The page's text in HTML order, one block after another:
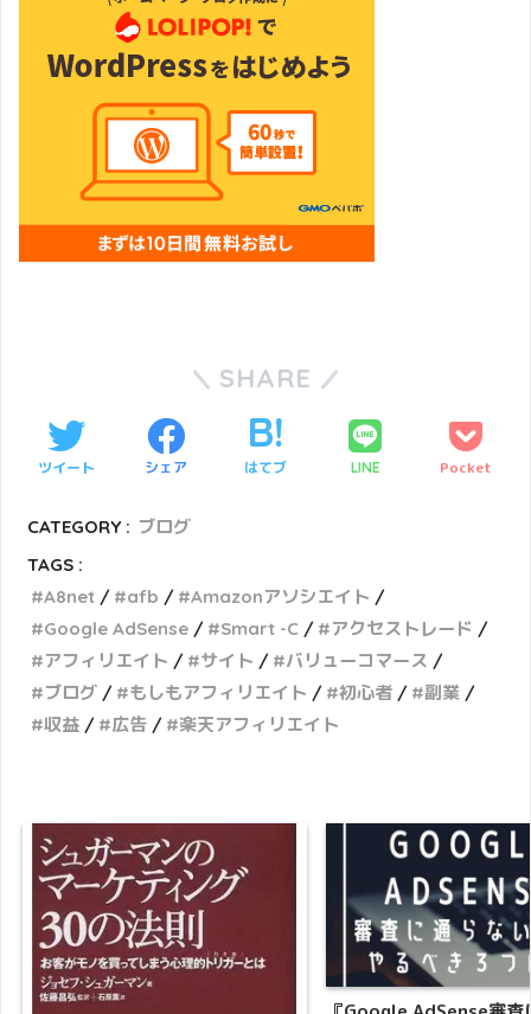
SHARE
ツイート シェア はてブ LINE Pocket
CATEGORY : ブログ
TAGS :
A8net
afb
Amazonアソシエイト
Google AdSense
Smart -C
アクセストレード
アフィリエイト
サイト
バリューコマース
ブログ
もしもアフィリエイト 初心者
副業
収益
広告 楽天アフィリエイト